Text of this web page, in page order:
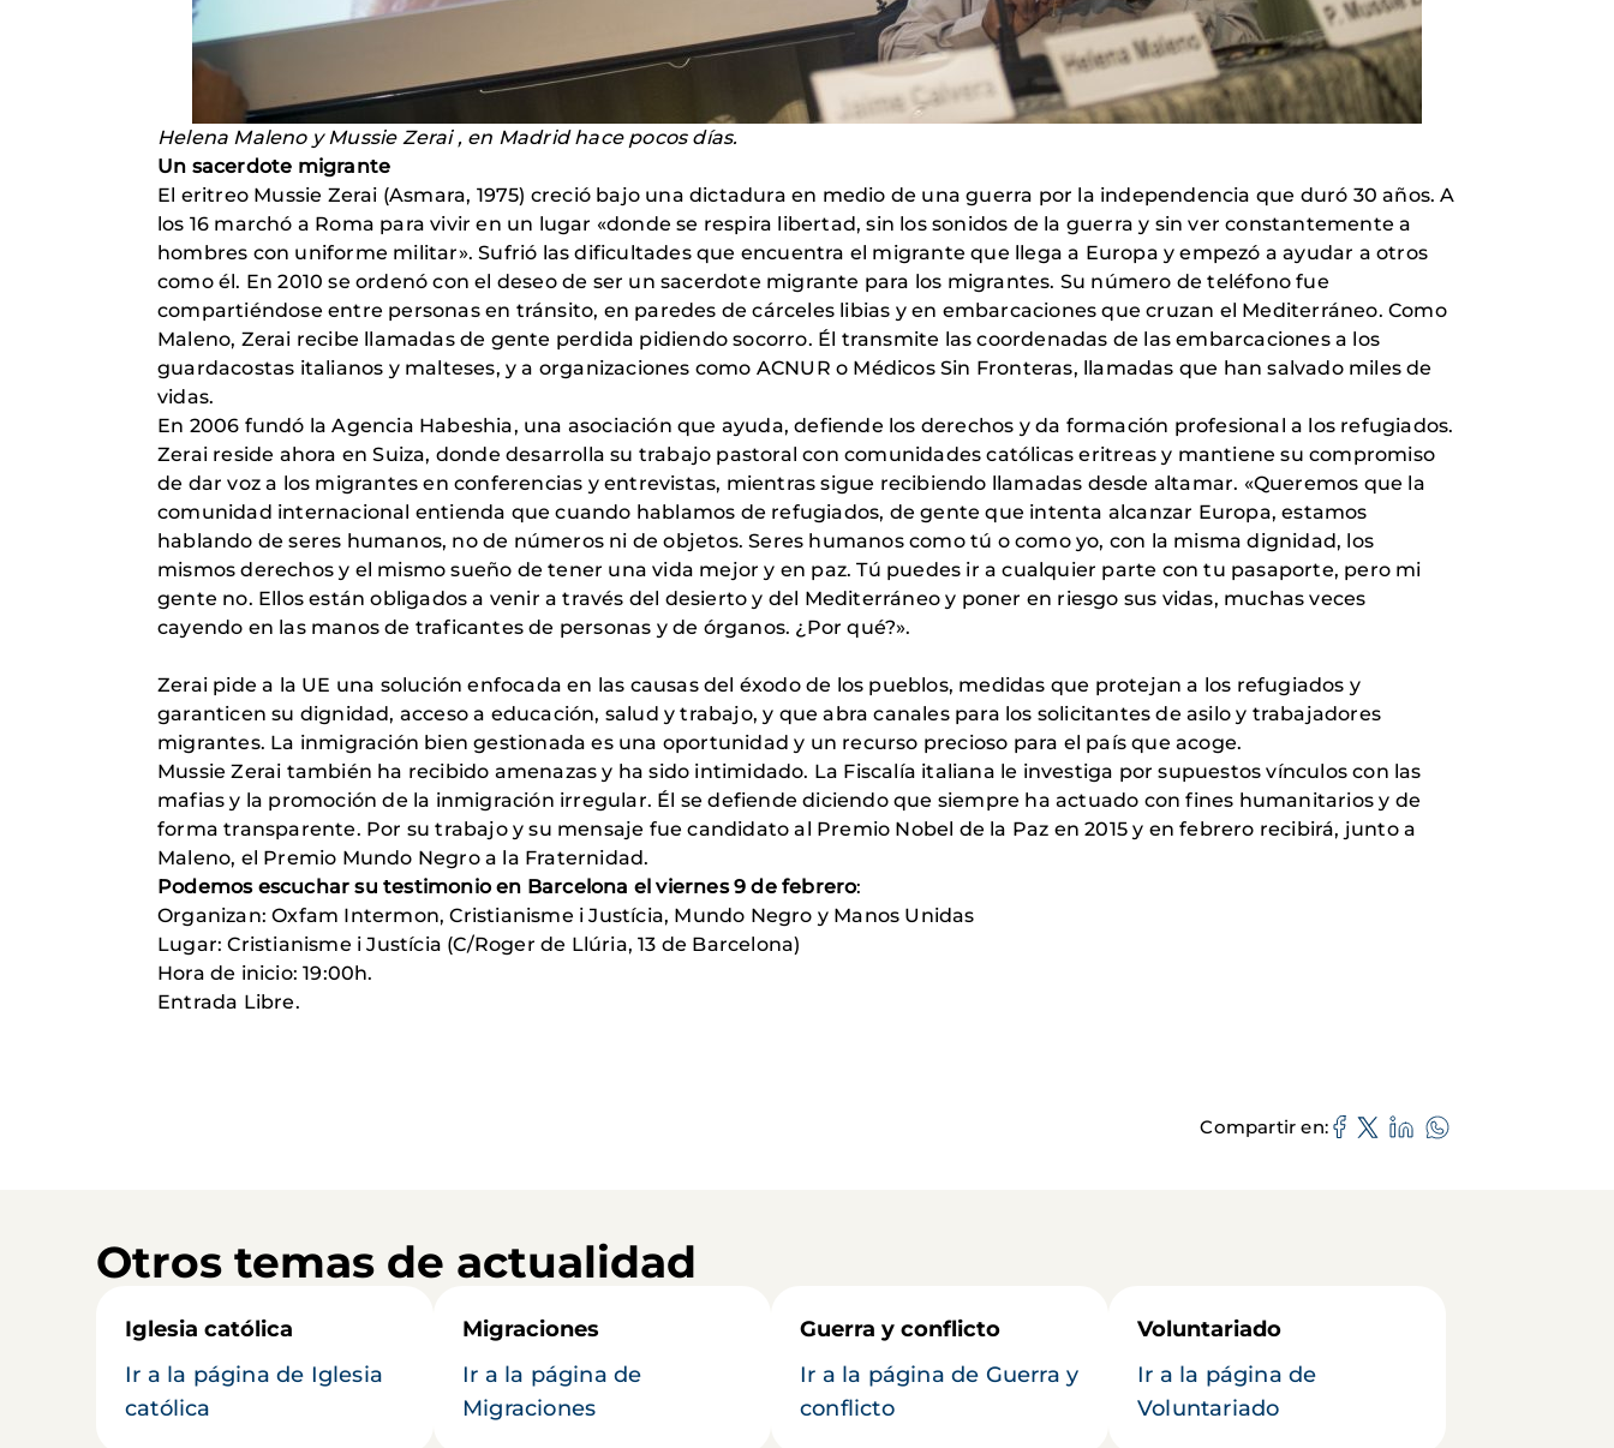
Helena Maleno y Mussie Zerai , en Madrid hace pocos días.
Un sacerdote migrante
El eritreo Mussie Zerai (Asmara, 1975) creció bajo una dictadura en medio de una guerra por la independencia que duró 30 años. A
los 16 marchó a Roma para vivir en un lugar «donde se respira libertad, sin los sonidos de la guerra y sin ver constantemente a
hombres con uniforme militar». Sufrió las dificultades que encuentra el migrante que llega a Europa y empezó a ayudar a otros
como él. En 2010 se ordenó con el deseo de ser un sacerdote migrante para los migrantes. Su número de teléfono fue
compartiéndose entre personas en tránsito, en paredes de cárceles libias y en embarcaciones que cruzan el Mediterráneo. Como
Maleno, Zerai recibe llamadas de gente perdida pidiendo socorro. Él transmite las coordenadas de las embarcaciones a los
guardacostas italianos y malteses, y a organizaciones como ACNUR o Médicos Sin Fronteras, llamadas que han salvado miles de
vidas.
En 2006 fundó la Agencia Habeshia, una asociación que ayuda, defiende los derechos y da formación profesional a los refugiados.
Zerai reside ahora en Suiza, donde desarrolla su trabajo pastoral con comunidades católicas eritreas y mantiene su compromiso
de dar voz a los migrantes en conferencias y entrevistas, mientras sigue recibiendo llamadas desde altamar. «Queremos que la
comunidad internacional entienda que cuando hablamos de refugiados, de gente que intenta alcanzar Europa, estamos
hablando de seres humanos, no de números ni de objetos. Seres humanos como tú o como yo, con la misma dignidad, los
mismos derechos y el mismo sueño de tener una vida mejor y en paz. Tú puedes ir a cualquier parte con tu pasaporte, pero mi
gente no. Ellos están obligados a venir a través del desierto y del Mediterráneo y poner en riesgo sus vidas, muchas veces
cayendo en las manos de traficantes de personas y de órganos. ¿Por qué?».
Zerai pide a la UE una solución enfocada en las causas del éxodo de los pueblos, medidas que protejan a los refugiados y
garanticen su dignidad, acceso a educación, salud y trabajo, y que abra canales para los solicitantes de asilo y trabajadores
migrantes. La inmigración bien gestionada es una oportunidad y un recurso precioso para el país que acoge.
Mussie Zerai también ha recibido amenazas y ha sido intimidado. La Fiscalía italiana le investiga por supuestos vínculos con las
mafias y la promoción de la inmigración irregular. Él se defiende diciendo que siempre ha actuado con fines humanitarios y de
forma transparente. Por su trabajo y su mensaje fue candidato al Premio Nobel de la Paz en 2015 y en febrero recibirá, junto a
Maleno, el Premio Mundo Negro a la Fraternidad.
Podemos escuchar su testimonio en Barcelona el viernes 9 de febrero:
Organizan: Oxfam Intermon, Cristianisme i Justícia, Mundo Negro y Manos Unidas
Lugar: Cristianisme i Justícia (C/Roger de Llúria, 13 de Barcelona)
Hora de inicio: 19:00h.
Entrada Libre.
Compartir en
Otros temas de actualidad
Iglesia católica
Ir a la página de Iglesia
católica
Migraciones
Ir a la página de
Migraciones
Guerra y conflicto
Ir a la página de Guerra y
conflicto
Voluntariado
Ir a la página de
Voluntariado